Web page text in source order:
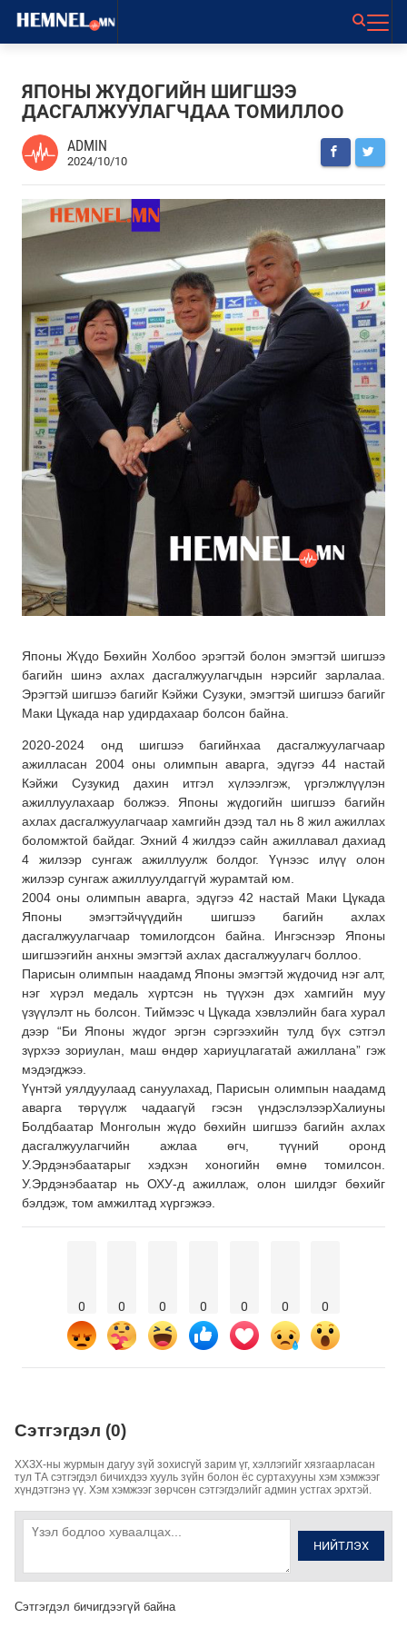
ЯПОНЫ ЖҮДОГИЙН ШИГШЭЭ
ДАСГАЛЖУУЛАГЧДАА ТОМИЛЛОО
ADMIN
2024/10/10
Японы Жүдо Бөхийн Холбоо эрэгтэй болон эмэгтэй шигшээ
багийн шинэ ахлах дасгалжуулагчдын нэрсийг зарлалаа.
Эрэгтэй шигшээ багийг Кэйжи Сузуки, эмэгтэй шигшээ багийг
Маки Цүкада нар удирдахаар болсон байна.
2020-2024 онд шигшээ багийнхаа дасгалжуулагчаар
ажилласан 2004 оны олимпын аварга, эдүгээ 44 настай
Кэйжи Сузукид дахин итгэл хүлээлгэж, үргэлжлүүлэн
ажиллуулахаар болжээ. Японы жүдогийн шигшээ багийн
ахлах дасгалжуулагчаархамгийн дээд тал нь 8 жил ажиллах
боломжтой байдаг. Эхний 4 жилдээ сайн ажиллавал дахиад
4 жилээр сунгаж ажиллуулж болдог. Үүнээс илүү олон
жилээр сунгаж ажиллуулдаггүй журамтай юм.
2004 оны олимпын аварга, эдүгээ 42 настай Маки Цүкада
Японы эмэгтэйчүүдийн шигшээ багийн ахлах
дасгалжуулагчаар томилогдсон байна. Ингэснээр Японы
шигшээгийн анхны эмэгтэй ахлах дасгалжуулагч боллоо.
Парисын олимпын наадамд Японы эмэгтэй жүдочид нэг алт,
нэг хүрэл медаль хүртсэн нь түүхэн дэх хамгийн муу
үзүүлэлт нь болсон. Тиймээс ч Цүкада хэвлэлийн бага хурал
дээр “Би Японы жүдог эргэн сэргээхийн тулд бүх сэтгэл
зүрхээ зориулан, маш өндөр хариуцлагатай ажиллана” гэж
мэдэгджээ.
Үүнтэй уялдуулаад сануулахад, Парисын олимпын наадамд
аварга төрүүлж чадаагүй гэсэн үндэслэлээрХалиуны
Болдбаатар Монголын жүдо бөхийн шигшээ багийн ахлах
дасгалжуулагчийн ажлаа өгч, түүний оронд
У.Эрдэнэбаатарыг хэдхэн хоногийн өмнө томилсон.
У.Эрдэнэбаатар нь ОХУ-д ажиллаж, олон шилдэг бөхийг
бэлдэж, том амжилтад хүргэжээ.
0 0 0 0 0 0 0
Сэтгэгдэл (0)
ХХЗХ-ны журмын дагуу зүй зохисгүй зарим үг, хэллэгийг хязгаарласан
тул ТА сэтгэгдэл бичихдээ хууль зүйн болон ёс суртахууны хэм хэмжээг
хүндэтгэнэ үү. Хэм хэмжээг зөрчсөн сэтгэгдэлийг админ устгах эрхтэй.
НИЙТЛЭХ
Сэтгэгдэл бичигдээгүй байна